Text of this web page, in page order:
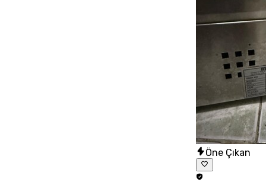
Öne Çıkan